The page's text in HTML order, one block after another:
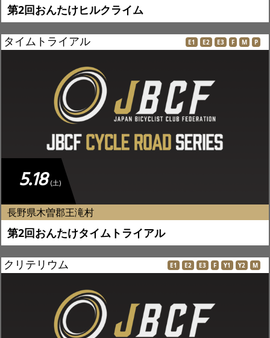
第2回おんたけヒルクライム
タイムトライアル E1 E2 E3 F M P
5.18 (土)
長野県木曽郡王滝村
第2回おんたけタイムトライアル
クリテリウム E1 E2 E3 F Y1 Y2 M